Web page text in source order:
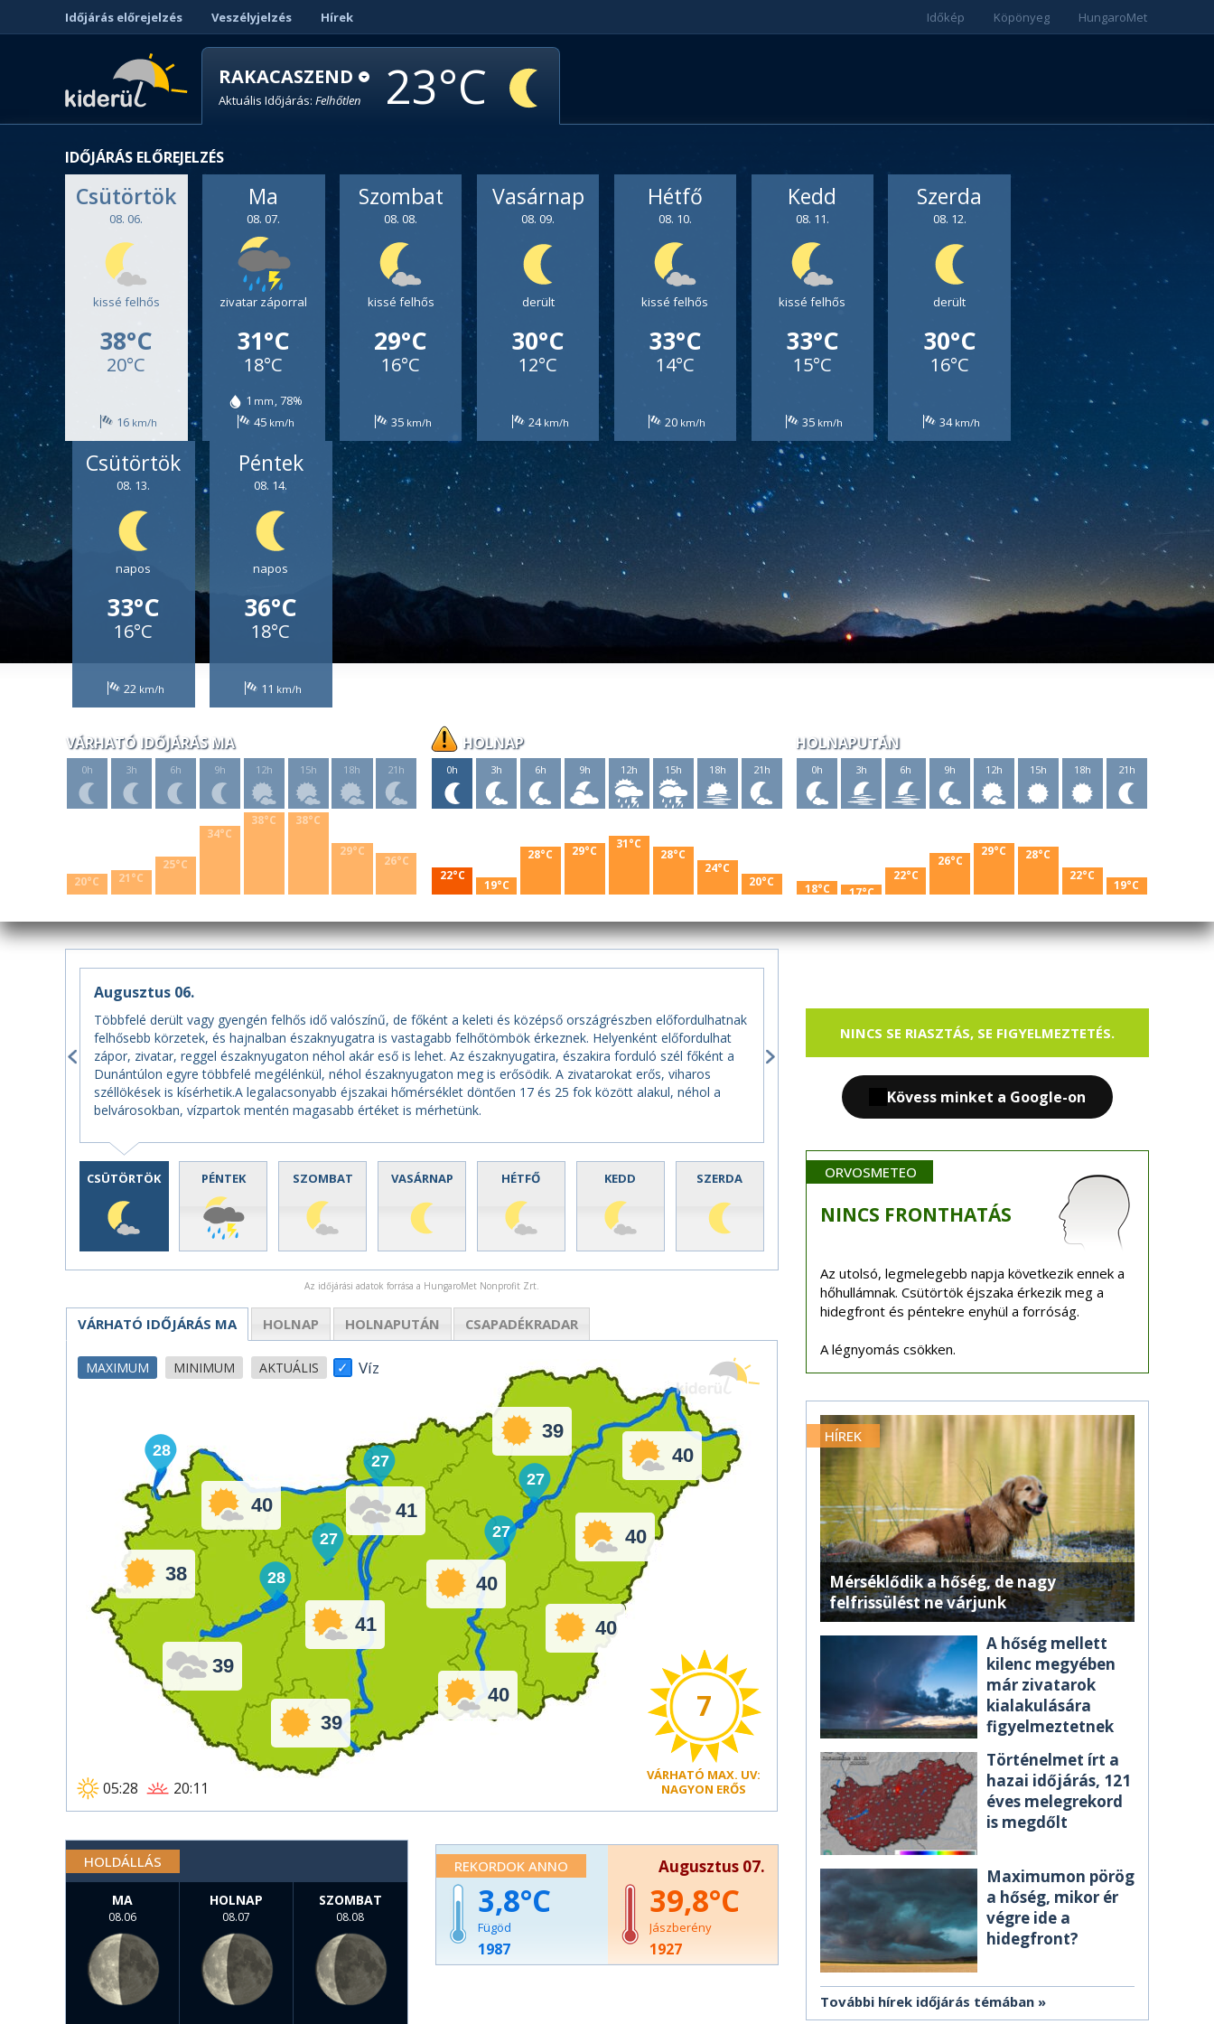
Időjárás előrejelzés Veszélyjelzés Hírek HungaroMet
Köpönyeg
Időkép
RAKACASZEND
Aktuális Időjárás: Felhőtlen 23
IDŐJÁRÁS ELŐREJELZÉS
Csütörtök
08. 06.
kissé felhős
38°C
20°C
16
Ma
08. 07.
zivatar záporral
31°C
18°C
1
78
45
Szombat
08. 08.
kissé felhős
29°C
16°C
35
Vasárnap
08. 09.
derült
30°C
12°C
24
Hétfő
08. 10.
kissé felhős
33°C
14°C
20
Kedd
08. 11.
kissé felhős
33°C
15°C
35
Szerda
08. 12.
derült
30°C
16°C
34
Csütörtök
08. 13.
napos
33°C
16°C
22
Péntek
08. 14.
napos
36°C
18°C
11
VÁRHATÓ IDŐJÁRÁS MA
0h
20°C
3h
21°C
6h
25°C
9h
34°C
12h
38°C
15h
38°C
18h
29°C
21h
26°C
HOLNAP
0h
22°C
3h
19°C
6h
28°C
9h
29°C
12h
31°C
15h
28°C
18h
24°C
21h
20°C
HOLNAPUTÁN
0h
18°C
3h
17°C
6h
22°C
9h
26°C
12h
29°C
15h
28°C
18h
22°C
21h
19°C
Augusztus 06.
Többfelé derült vagy gyengén felhős idő valószínű, de főként a keleti és középső országrészben előfordulhatnak
felhősebb körzetek, és hajnalban északnyugatra is vastagabb felhőtömbök érkeznek. Helyenként előfordulhat
zápor, zivatar, reggel északnyugaton néhol akár eső is lehet. Az északnyugatira, északira forduló szél főként a
Dunántúlon egyre többfelé megélénkül, néhol északnyugaton meg is erősödik. A zivatarokat erős, viharos
széllökések is kísérhetik.A legalacsonyabb éjszakai hőmérséklet döntően 17 és 25 fok között alakul, néhol a
belvárosokban, vízpartok mentén magasabb értéket is mérhetünk.
CSÜTÖRTÖK PÉNTEK SZOMBAT VASÁRNAP HÉTFŐ KEDD SZERDA
Az időjárási adatok forrása a HungaroMet Nonprofit Zrt.
VÁRHATÓ IDŐJÁRÁS MA HOLNAP HOLNAPUTÁN CSAPADÉKRADAR
40
38
39
41
39
40
40
41
39
40
40
40
27
28
27
28
27
27
05:28 20:11
7
VÁRHATÓ MAX. UV:
NAGYON ERŐS
Víz
MAXIMUM MINIMUM AKTUÁLIS
HOLDÁLLÁS
MA
08.06
HOLNAP
08.07
SZOMBAT
08.08
REKORDOK ANNO Augusztus 07.
3,8
Fügöd
1987
39,8
Jászberény
1927
NINCS SE RIASZTÁS, SE FIGYELMEZTETÉS.
Kövess minket a Google-on
ORVOSMETEO
NINCS FRONTHATÁS
Az utolsó, legmelegebb napja következik ennek a
hőhullámnak. Csütörtök éjszaka érkezik meg a
hidegfront és péntekre enyhül a forróság.
A légnyomás csökken.
HÍREK
Mérséklődik a hőség, de nagy
felfrissülést ne várjunk
A hőség mellett
kilenc megyében
már zivatarok
kialakulására
figyelmeztetnek
Történelmet írt a
hazai időjárás, 121
éves melegrekord
is megdőlt
Maximumon pörög
a hőség, mikor ér
végre ide a
hidegfront?
További hírek időjárás témában